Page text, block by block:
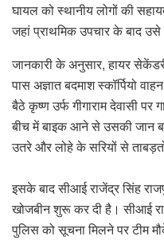
घायल को स्थानीय लोगों की
जहां प्राथमिक उपचार के बाद
जानकारी के अनुसार, हायर
पास अज्ञात बदमाश स्कॉर्पियो
बैठे कृष्ण उर्फ गीगाराम देवासी पर
बीच में बाइक आने से उसकी जान
उतरे और लोहे के सरियों से
इसके बाद सीआई राजेंद्र सिंह
खोजबीन शुरू कर दी है। सीआई
पुलिस को सूचना मिलने पर टीम